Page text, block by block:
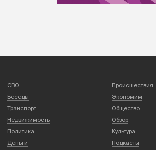
СВО
Происшествия
Беседы
Экономим
Транспорт
Общество
Недвижимость
Обзор
Политика
Культура
Деньги
Подкасты